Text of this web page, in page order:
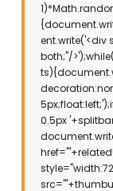
ent.write('<div
both;"/
0.5px